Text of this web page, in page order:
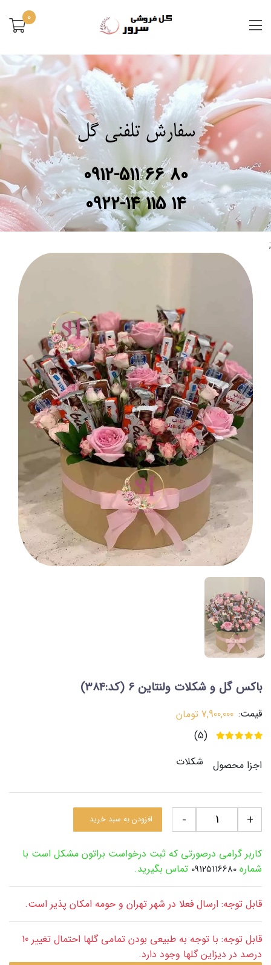
0
سفارش تلفنی گل
0912-511 66 80
0922-14 115 14
;
باکس گل و شکلات ولنتاین 6 (کد:384)
قیمت: 7,900,000 تومان
(5)
اجزا محصول
شکلات
+
- افزودن به سبد خرید
کاربر گرامی درصورتی که ثبت درخواست براتون مشکل است با
شماره 09125116680 تماس بگیرید.
قابل توجه: ارسال فعلا در شهر تهران و حومه امکان پذیر است.
قابل توجه: با توجه به طبیعی بودن تمامی گلها احتمال تغییر 10
درصد در دیزاین گلها وجود دارد.